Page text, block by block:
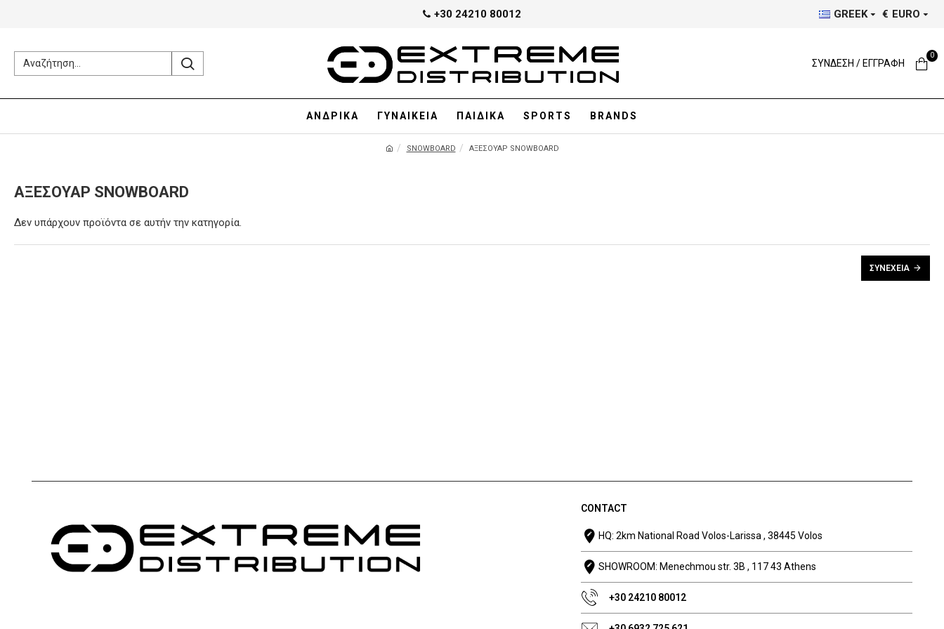
+30 24210 80012 GREEK € EURO
ΣΥΝΔΕΣΗ / ΕΓΓΡΑΦΗ
0
ΑΝΔΡΙΚΑ ΓΥΝΑΙΚΕΙΑ ΠΑΙΔΙΚΑ SPORTS BRANDS
SNOWBOARD ΑΞΕΣΟΥΆΡ SNOWBOARD
ΑΞΕΣΟΥΆΡ SNOWBOARD
Δεν υπάρχουν προϊόντα σε αυτήν την κατηγορία.
ΣΥΝΈΧΕΙΑ
CONTACT
HQ: 2km National Road Volos-Larissa , 38445 Volos
SHOWROOM: Menechmou str. 3B , 117 43 Athens
+30 24210 80012